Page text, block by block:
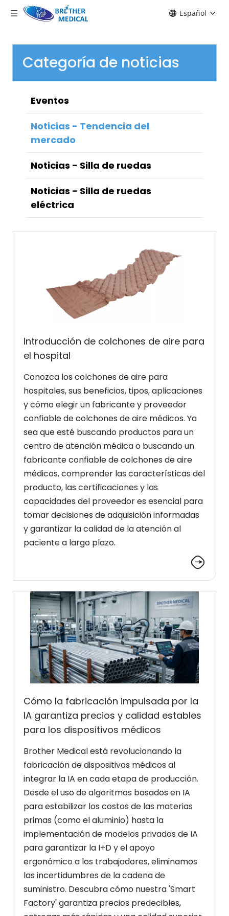
Español
Categoría de noticias
Eventos
Noticias - Tendencia del
mercado
Noticias - Silla de ruedas
Noticias - Silla de ruedas
eléctrica
Introducción de colchones de aire para
el hospital
Conozca los colchones de aire para
hospitales, sus beneficios, tipos, aplicaciones
y cómo elegir un fabricante y proveedor
confiable de colchones de aire médicos. Ya
sea que esté buscando productos para un
centro de atención médica o buscando un
fabricante confiable de colchones de aire
médicos, comprender las características del
producto, las certificaciones y las
capacidades del proveedor es esencial para
tomar decisiones de adquisición informadas
y garantizar la calidad de la atención al
paciente a largo plazo.
Cómo la fabricación impulsada por la
IA garantiza precios y calidad estables
para los dispositivos médicos
Brother Medical está revolucionando la
fabricación de dispositivos médicos al
integrar la IA en cada etapa de producción.
Desde el uso de algoritmos basados ​​en IA
para estabilizar los costos de las materias
primas (como el aluminio) hasta la
implementación de modelos privados de IA
para garantizar la I+D y el apoyo
ergonómico a los trabajadores, eliminamos
las incertidumbres de la cadena de
suministro. Descubra cómo nuestra 'Smart
Factory' garantiza precios predecibles,